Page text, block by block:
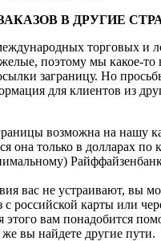
В ДРУГИЕ
торговых и
поэтому мы какое-то
заграницу. Но
для клиентов из
возможна на нашу
она только в долларах по
вас не устраивают, вы
с российской карты или
этого вам понадобится
вы найдете другие пути.